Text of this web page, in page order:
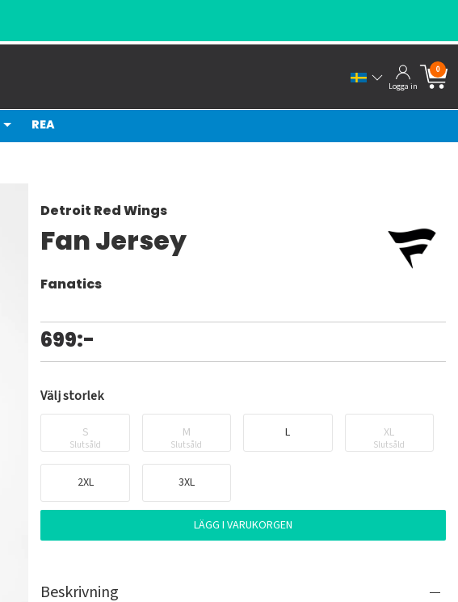
Logga in
0
REA
Detroit Red Wings
Fan Jersey
Fanatics
699:-
Välj storlek
S
Slutsåld
M
Slutsåld
L XL
Slutsåld
2XL 3XL
LÄGG I VARUKORGEN
Beskrivning